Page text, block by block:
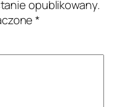
opublikowany.
*